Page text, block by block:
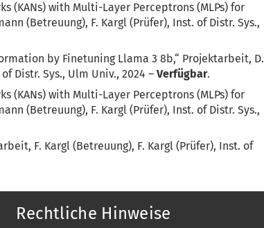
(KANs) with Multi-Layer Perceptrons (MLPs) for
(Betreuung), F. Kargl (Prüfer), Inst. of Distr. Sys.,
by Finetuning Llama 3 8b,“ Projektarbeit, D.
Distr. Sys., Ulm Univ., 2024 – Verfügbar.
(KANs) with Multi-Layer Perceptrons (MLPs) for
(Betreuung), F. Kargl (Prüfer), Inst. of Distr. Sys.,
F. Kargl (Betreuung), F. Kargl (Prüfer), Inst. of
Rechtliche Hinweise